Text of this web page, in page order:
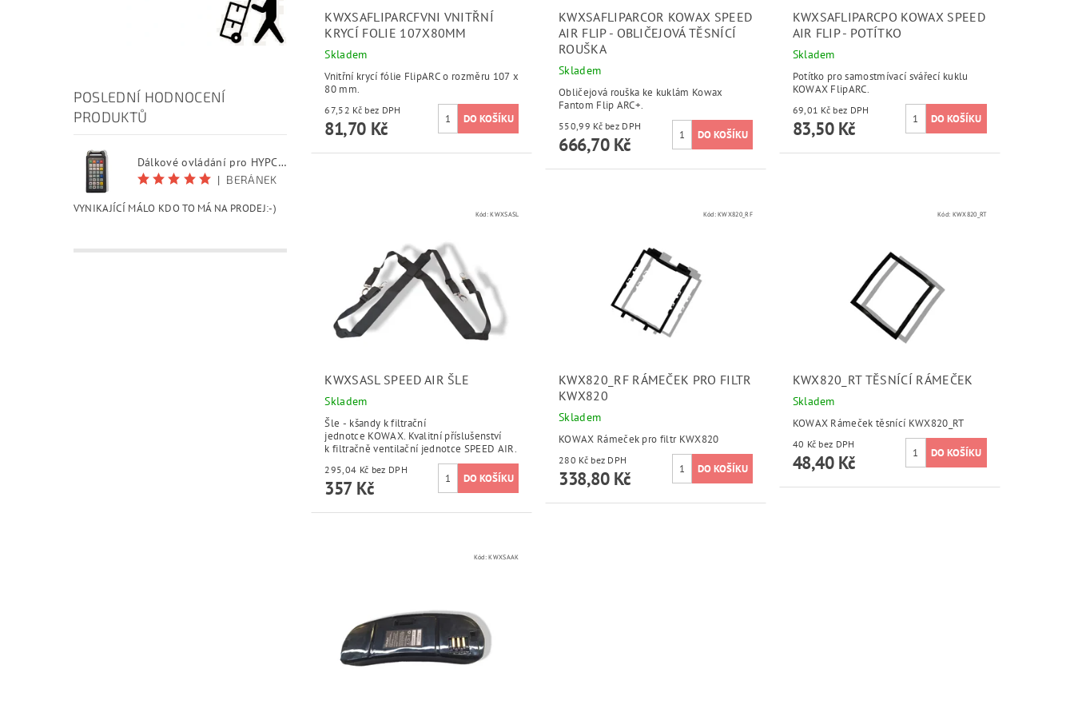
POSLEDNÍ HODNOCENÍ
PRODUKTŮ
Dálkové ovládání pro HYPCUT software
| BERÁNEK
VYNIKAJÍCÍ MÁLO KDO TO MÁ NA PRODEJ:-)
KWXSAFLIPARCFVNI VNITŘNÍ
KRYCÍ FOLIE 107X80MM
Skladem
Vnitřní krycí fólie FlipARC o rozměru 107 x
80 mm.
67,52 Kč bez DPH
81,70 Kč
KWXSAFLIPARCOR KOWAX SPEED
AIR FLIP - OBLIČEJOVÁ TĚSNÍCÍ
ROUŠKA
Skladem
Obličejová rouška ke kuklám Kowax
Fantom Flip ARC+.
550,99 Kč bez DPH
666,70 Kč
KWXSAFLIPARCPO KOWAX SPEED
AIR FLIP - POTÍTKO
Skladem
Potítko pro samostmívací svářecí kuklu
KOWAX FlipARC.
69,01 Kč bez DPH
83,50 Kč
Kód:KWXSASL
KWXSASL SPEED AIR ŠLE
Skladem
Šle - kšandy k filtrační
jednotce KOWAX. Kvalitní příslušenství
k filtračně ventilační jednotce SPEED AIR.
295,04 Kč bez DPH
357 Kč
Kód:KWX820_RF
KWX820_RF RÁMEČEK PRO FILTR
KWX820
Skladem
KOWAX Rámeček pro filtr KWX820
280 Kč bez DPH
338,80 Kč
Kód: KWX820_RT
KWX820_RT TĚSNÍCÍ RÁMEČEK
Skladem
KOWAX Rámeček těsnící KWX820_RT
40 Kč bez DPH
48,40 Kč
Kód:KWXSAAK